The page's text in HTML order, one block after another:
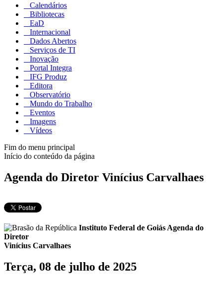
Calendários
Bibliotecas
EaD
Internacional
Dados Abertos
Serviços de TI
Inovação
Portal Integra
IFG Produz
Editora
Observatório
Mundo do Trabalho
Eventos
Imagens
Vídeos
Fim do menu principal
Início do conteúdo da página
Agenda do Diretor Vinícius Carvalhaes
Instituto Federal de GoiásAgenda do
Diretor
Vinícius Carvalhaes
Terça, 08 de julho de 2025